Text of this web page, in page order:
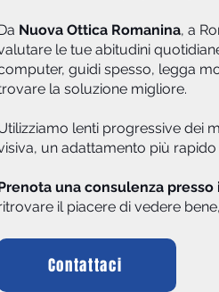
Nuova Ottica Romanina, a
le tue abitudini
guidi spesso, legga
la soluzione migliore.
lenti progressive dei
un adattamento più
una consulenza
il piacere di vedere
Contattaci